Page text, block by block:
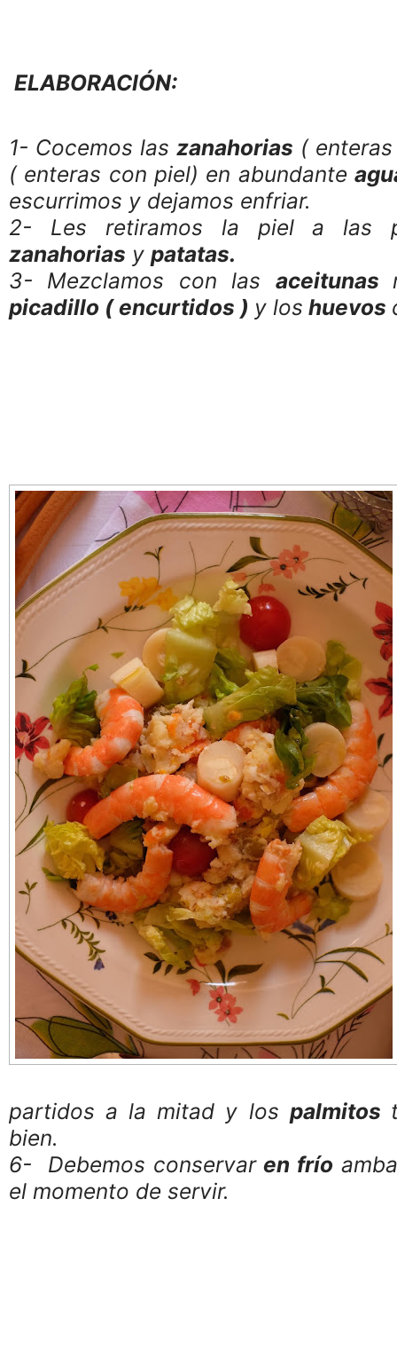
ELABORACIÓN:
1- Cocemos las zanahorias (
( enteras con piel) en abundante
escurrimos y dejamos enfriar.
2- Les retiramos la piel a las
zanahorias y patatas.
3- Mezclamos con las aceitunas
picadillo ( encurtidos ) y los huevos
partidos a la mitad y los palmitos
bien.
6- Debemos conservaren frío
el momento de servir.